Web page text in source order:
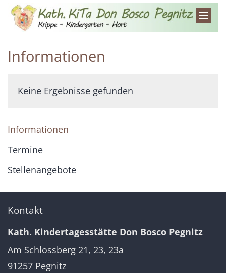
Zum Inhalt springen
Informationen
Keine Ergebnisse gefunden
Informationen
Termine
Stellenangebote
Kontakt
Kath. Kindertagesstätte Don Bosco Pegnitz
Am Schlossberg 21, 23, 23a
91257 Pegnitz